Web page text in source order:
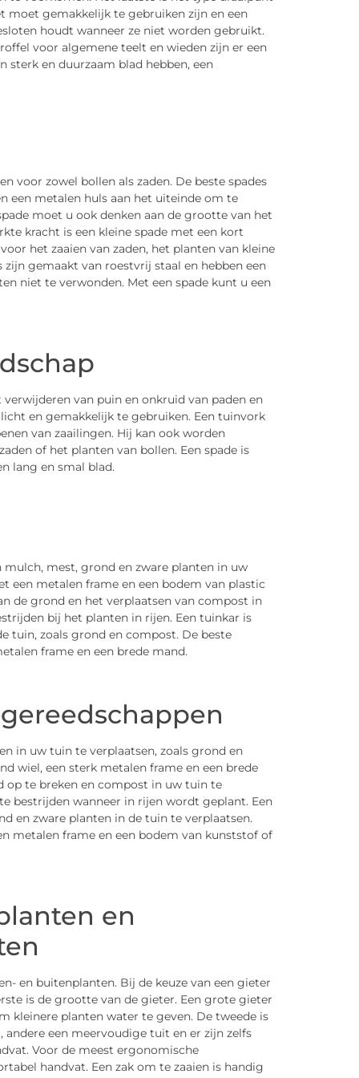
moet gemakkelijk te gebruiken zijn en een
houdt wanneer ze niet worden gebruikt.
voor algemene teelt en wieden zijn er een
sterk en duurzaam blad hebben, een
voor zowel bollen als zaden. De beste spades
een metalen huls aan het uiteinde om te
moet u ook denken aan de grootte van het
kracht is een kleine spade met een kort
het zaaien van zaden, het planten van kleine
gemaakt van roestvrij staal en hebben een
niet te verwonden. Met een spade kunt u een
van puin en onkruid van paden en
en gemakkelijk te gebruiken. Een tuinvork
van zaailingen. Hij kan ook worden
of het planten van bollen. Een spade is
lang en smal blad.
mulch, mest, grond en zware planten in uw
een metalen frame en een bodem van plastic
de grond en het verplaatsen van compost in
bij het planten in rijen. Een tuinkar is
tuin, zoals grond en compost. De beste
frame en een brede mand.
in uw tuin te verplaatsen, zoals grond en
wiel, een sterk metalen frame en een brede
te breken en compost in uw tuin te
bestrijden wanneer in rijen wordt geplant. Een
en zware planten in de tuin te verplaatsen.
metalen frame en een bodem van kunststof of
en
en buitenplanten. Bij de keuze van een gieter
is de grootte van de gieter. Een grote gieter
kleinere planten water te geven. De tweede is
een meervoudige tuit en er zijn zelfs
Voor de meest ergonomische
handvat. Een zak om te zaaien is handig